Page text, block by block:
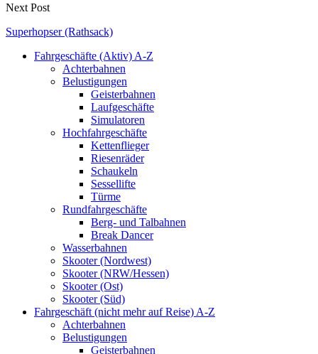
Next Post
Superhopser (Rathsack)
Fahrgeschäfte (Aktiv) A-Z
Achterbahnen
Belustigungen
Geisterbahnen
Laufgeschäfte
Simulatoren
Hochfahrgeschäfte
Kettenflieger
Riesenräder
Schaukeln
Sessellifte
Türme
Rundfahrgeschäfte
Berg- und Talbahnen
Break Dancer
Wasserbahnen
Skooter (Nordwest)
Skooter (NRW/Hessen)
Skooter (Ost)
Skooter (Süd)
Fahrgeschäft (nicht mehr auf Reise) A-Z
Achterbahnen
Belustigungen
Geisterbahnen